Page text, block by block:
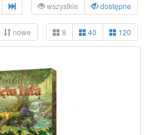
wszystkie dostępne
nowe 8 40 120